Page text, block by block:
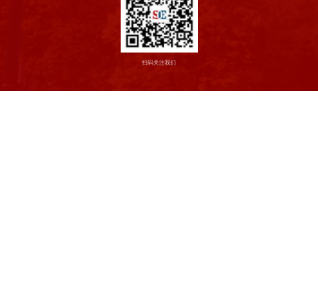
扫码关注我们